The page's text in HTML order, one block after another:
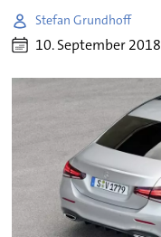
Stefan Grundhoff
10. September 2018